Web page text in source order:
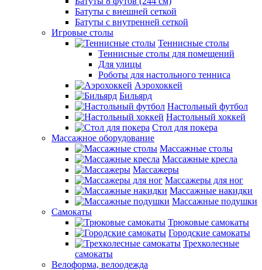
Батуты с внешней сеткой
Батуты с внутренней сеткой
Игровые столы
Теннисные столы
Теннисные столы для помещений
Для улицы
Роботы для настольного тенниса
Аэрохоккей
Бильярд
Настольный футбол
Настольный хоккей
Стол для покера
Массажное оборудование
Массажные столы
Массажные кресла
Массажеры
Массажеры для ног
Массажные накидки
Массажные подушки
Самокаты
Трюковые самокаты
Городские самокаты
Трехколесные
самокаты
Велоформа, велоодежда